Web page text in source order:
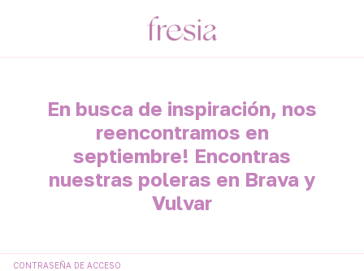
En busca de inspiración, nos
reencontramos en
septiembre! Encontras
nuestras poleras en Brava y
Vulvar
CONTRASEÑA DE ACCESO